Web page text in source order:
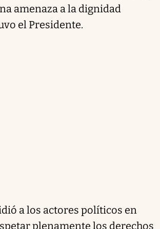
amenaza a la dignidad
el Presidente.
a los actores políticos en
plenamente los derechos